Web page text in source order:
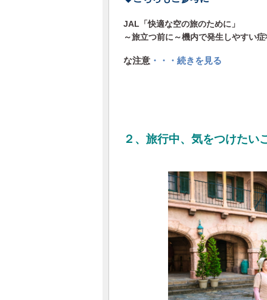
JAL「快適な空の旅のために」
～旅立つ前に～機内で発生しやすい
な注意 ・・・続きを見る
２、旅行中、気をつけたい